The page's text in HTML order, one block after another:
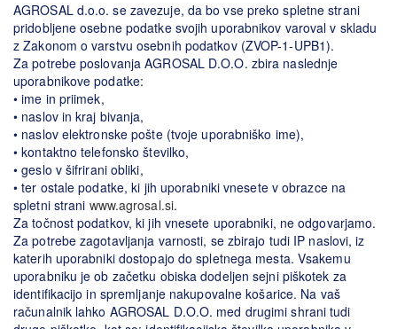
AGROSAL d.o.o. se zavezuje, da bo vse preko spletne strani
pridobljene osebne podatke svojih uporabnikov varoval v skladu
z Zakonom o varstvu osebnih podatkov (ZVOP-1-UPB1).
Za potrebe poslovanja AGROSAL D.O.O. zbira naslednje
uporabnikove podatke:
• ime in priimek,
• naslov in kraj bivanja,
• naslov elektronske pošte (tvoje uporabniško ime),
• kontaktno telefonsko številko,
• geslo v šifrirani obliki,
• ter ostale podatke, ki jih uporabniki vnesete v obrazce na
spletni strani www.agrosal.si.
Za točnost podatkov, ki jih vnesete uporabniki, ne odgovarjamo.
Za potrebe zagotavljanja varnosti, se zbirajo tudi IP naslovi, iz
katerih uporabniki dostopajo do spletnega mesta. Vsakemu
uporabniku je ob začetku obiska dodeljen sejni piškotek za
identifikacijo in spremljanje nakupovalne košarice. Na vaš
računalnik lahko AGROSAL D.O.O. med drugimi shrani tudi